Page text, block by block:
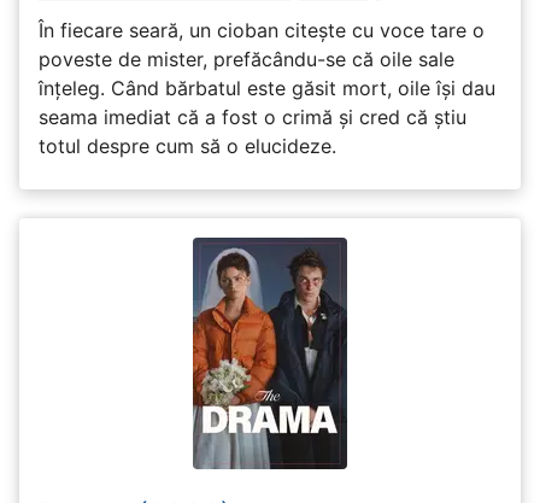
În fiecare seară, un cioban citește cu voce tare o
poveste de mister, prefăcându-se că oile sale
înțeleg. Când bărbatul este găsit mort, oile își dau
seama imediat că a fost o crimă și cred că știu
totul despre cum să o elucideze.